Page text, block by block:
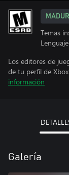
Temas
Los editores de
de tu perfil de
información
Galería